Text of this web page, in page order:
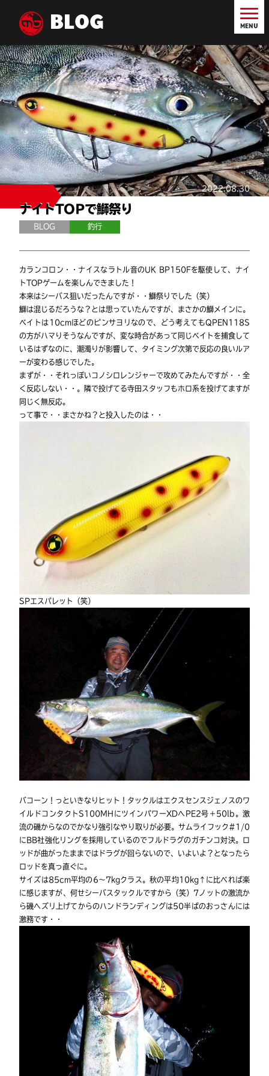
BLOG
ナイトTOPで鰤祭り
BLOG 釣行
2022.08.30
カランコロン・・ナイスなラトル音のUK BP150Fを駆使して、ナイ
トTOPゲームを楽しんできました！
本来はシーバス狙いだったんですが・・鰤祭りでした（笑）
鰤は混じるだろうな？とは思っていたんですが、まさかの鰤メインに。
ベイトは10cmほどのピンサヨリなので、どう考えてもQPEN118S
の方がハマりそうなんですが、変な時合があって同じベイトを捕食して
いるはずなのに、潮濁りが影響して、タイミング次第で反応の良いルア
ーが変わる感じでした。
まずが・・それっぽいコノシロレンジャーで攻めてみたんですが・・全
く反応しない・・。隣で投げてる寺田スタッフもホロ系を投げてますが
同じく無反応。
って事で・・まさかね？と投入したのは・・
SPエスパレット（笑）
バコーン！っといきなりヒット！タックルはエクスセンスジェノスのワ
イルドコンタクトS100MHにツインパワーXDへPE2号＋50lb。激
流の磯からなのでかなり強引なやり取りが必要。サムライフック#1/0
にBB社強化リングを採用しているのでフルドラグのガチンコ対決。ロ
ッドが曲がったままではドラグが回らないので、いよいよ？となったら
ロッドを真っ直ぐに。
サイズは85cm平均の6〜7kgクラス。秋の平均10kg↑に比べれば楽
に感じますが、何せシーバスタックルですから（笑）7ノットの激流か
ら磯へズリ上げてからのハンドランディングは50半ばのおっさんには
激務です・・
MENU